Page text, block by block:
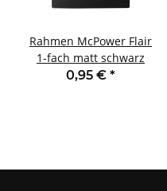
Rahmen McPower Flair
1-fach matt schwarz
0,95 € *